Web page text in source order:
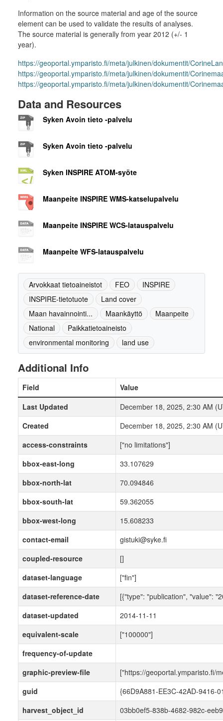
Information on the source material and age of the source
element can be used to validate the results of analyses.
The source material is generally from year 2012 (+/- 1
year).
https://geoportal.ymparisto.fi/meta/julkinen/dokumentit/
https://geoportal.ymparisto.fi/meta/julkinen/dokumentit/
https://geoportal.ymparisto.fi/meta/julkinen/dokumentit/
Data and Resources
Syken Avoin tieto -palvelu
Syken Avoin tieto -palvelu
Syken INSPIRE ATOM-syöte
Maanpeite INSPIRE WMS-katselupalvelu
Maanpeite INSPIRE WCS-latauspalvelu
Maanpeite WFS-latauspalvelu
Arvokkaat tietoaineistot FEO
INSPIRE
INSPIRE-tietotuote
Land cover
Maan havainnointi...
Maankäyttö
Maanpeite
National
Paikkatietoaineisto
environmental monitoring
land use
Additional Info
Field
Value
Last Updated
December 18, 2025, 2:30 AM
Created
December 18, 2025, 2:30 AM
access-constraints
["no limitations"]
bbox-east-long
33.107629
bbox-north-lat
70.094846
bbox-south-lat
59.362055
bbox-west-long
15.608233
contact-email
gistuki@syke.fi
coupled-resource
[]
dataset-language
["fin"]
dataset-reference-date
[{"type": "publication", "value":
dataset-updated
2014-11-11
equivalent-scale
["100000"]
frequency-of-update
graphic-preview-file
["https://geoportal.ymparisto.fi/
guid
{66D9A881-EE3C-42AD-9416-
harvest_object_id
03bb0ef5-838b-4682-982c-